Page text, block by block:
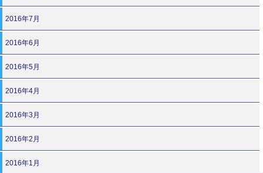
2016年7月
2016年6月
2016年5月
2016年4月
2016年3月
2016年2月
2016年1月